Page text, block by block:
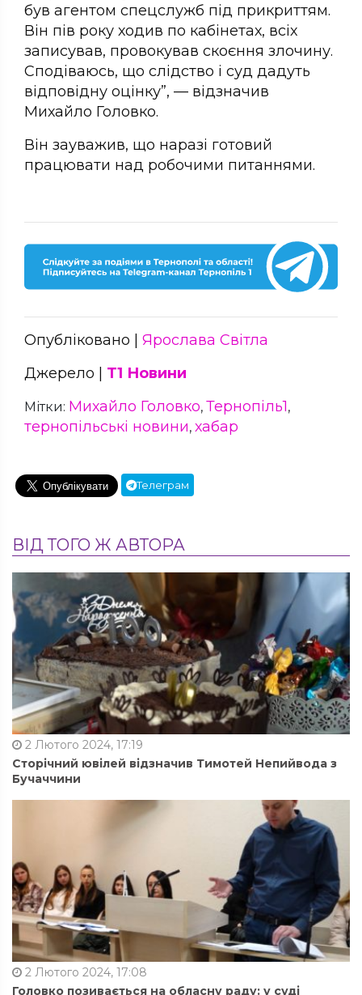
був агентом спецслужб під прикриттям.
Він пів року ходив по кабінетах, всіх
записував, провокував скоєння злочину.
Сподіваюсь, що слідство і суд дадуть
відповідну оцінку”, — відзначив
Михайло Головко.
Він зауважив, що наразі готовий
працювати над робочими питаннями.
Опубліковано | Ярослава Світла
Джерело | Т1 Новини
Мітки: Михайло Головко, Тернопіль1,
тернопільські новини, хабар
Телеграм
ВІД ТОГО Ж АВТОРА
2 Лютого 2024, 17:19
Сторічний ювілей відзначив Тимотей Непийвода з
Бучаччини
2 Лютого 2024, 17:08
Головко позивається на обласну раду: у суді